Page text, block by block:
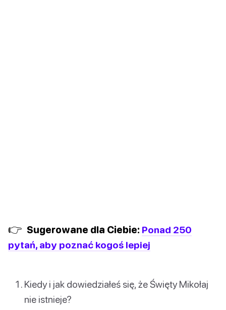
👉 Sugerowane dla Ciebie: Ponad 250
pytań, aby poznać kogoś lepiej
Kiedy i jak dowiedziałeś się, że Święty Mikołaj
nie istnieje?